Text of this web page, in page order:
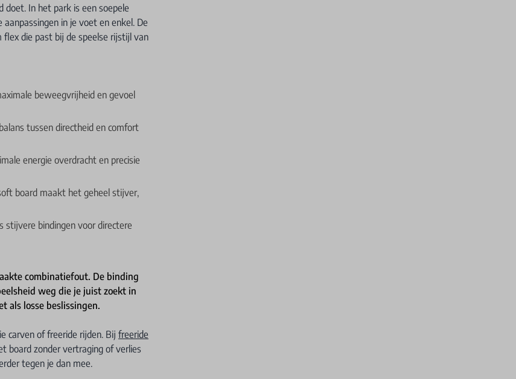
In het park is een soepele
in je voet en enkel. De
die past bij de speelse rijstijl van
beweegvrijheid en gevoel
tussen directheid en comfort
energie overdracht en precisie
board maakt het geheel stijver,
stijvere bindingen voor directere
combinatiefout. De binding
weg die je juist zoekt in
als losse beslissingen.
carven of freeride rijden. Bij freeride
board zonder vertraging of verlies
tegen je dan mee.